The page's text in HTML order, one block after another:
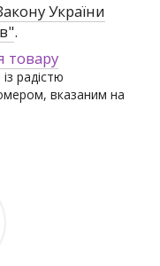
України
.
товару
радістю
вказаним на